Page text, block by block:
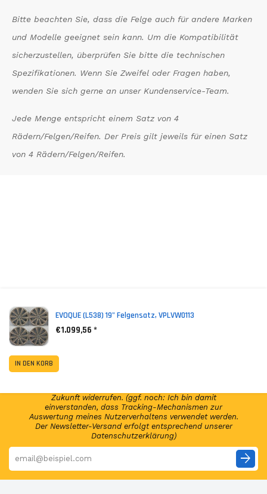
Bitte beachten Sie, dass die Felge auch für andere Marken
und Modelle geeignet sein kann. Um die Kompatibilität
sicherzustellen, überprüfen Sie bitte die technischen
Spezifikationen. Wenn Sie Zweifel oder Fragen haben,
wenden Sie sich gerne an unser Kundenservice-Team.
Jede Menge entspricht einem Satz von 4
Rädern/Felgen/Reifen. Der Preis gilt jeweils für einen Satz
von 4 Rädern/Felgen/Reifen.
EVOQUE (L538) 19" Felgensatz, VPLVW0113
€1.099,56 *
IN DEN KORBAbonniere jetzt unseren Newsletter und erhalte per E-
Mail regelmäßig Infos regelmäßig Infos und exklusive
Zukunft widerrufen. (ggf. noch: Ich bin damit
einverstanden, dass Tracking-Mechanismen zur
Auswertung meines Nutzerverhaltens verwendet werden.
Der Newsletter-Versand erfolgt entsprechend unserer
Datenschutzerklärung)
arrow_forward